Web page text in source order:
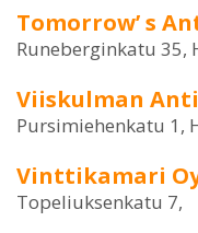
Tomorrow’ s
Runeberginkatu 35,
Viiskulman
Pursimiehenkatu 1,
Vinttikamari
Topeliuksenkatu 7,